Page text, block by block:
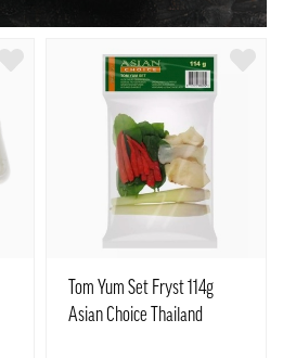
Tom Yum Set Fryst 114g
Asian Choice Thailand